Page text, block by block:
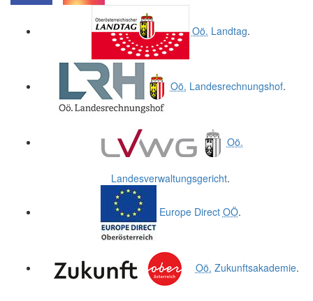
Oö. Landtag.
Oö. Landesrechnungshof.
Oö.
Landesverwaltungsgericht.
Europe Direct OÖ.
Oö. Zukunftsakademie.